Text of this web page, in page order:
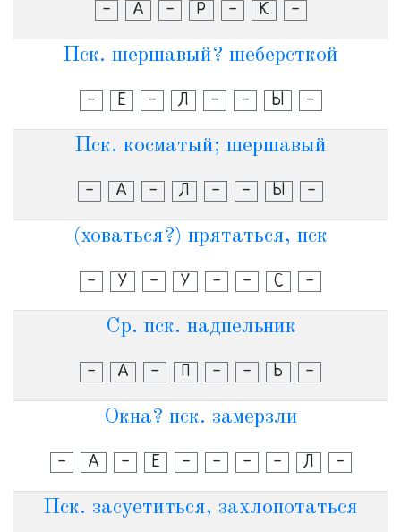
- А - Р - К -
Пск. шершавый? шеберсткой
- Е - Л - - Ы -
Пск. косматый; шершавый
- А - Л - - Ы -
(ховаться?) прятаться, пск
- У - У - - С -
Ср. пск. надпельник
- А - П - - Ь -
Окна? пск. замерзли
- А - Е - - - - Л -
Пск. засуетиться, захлопотаться